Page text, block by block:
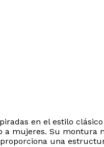
en el estilo
a mujeres. Su montura
una